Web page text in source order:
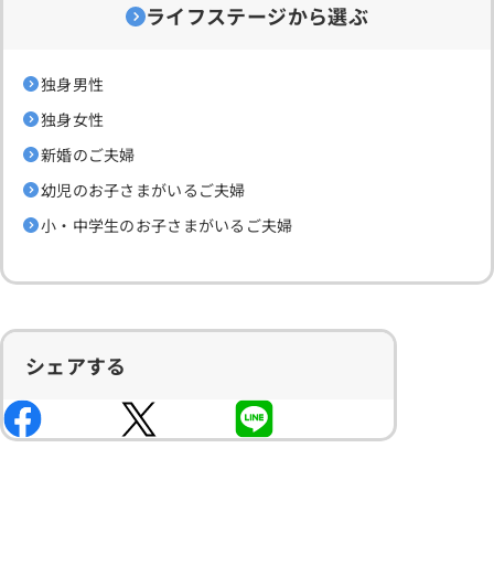
ライフステージから選ぶ
独身男性
独身女性
新婚のご夫婦
幼児のお子さまがいるご夫婦
小・中学生のお子さまがいるご夫婦
シェアする